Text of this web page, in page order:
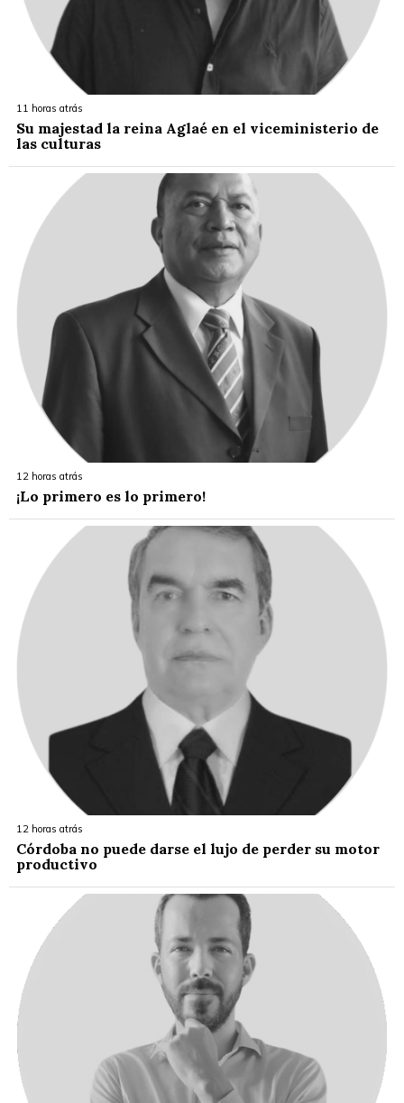
11 horas atrás
Su majestad la reina Aglaé en el viceministerio de
las culturas
12 horas atrás
¡Lo primero es lo primero!
12 horas atrás
Córdoba no puede darse el lujo de perder su motor
productivo